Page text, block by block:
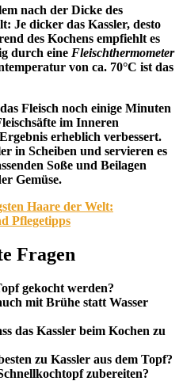
nach der Dicke des
Je dicker das Kassler, desto
des Kochens empfiehlt es
durch eine Fleischthermometer
von ca. 70°C ist das
Fleisch noch einige Minuten
im Inneren
erheblich verbessert.
in Scheiben und servieren es
Soße und Beilagen
Gemüse.
Haare der Welt:
Pflegetipps
Fragen
gekocht werden?
mit Brühe statt Wasser
das Kassler beim Kochen zu
zu Kassler aus dem Topf?
zubereiten?